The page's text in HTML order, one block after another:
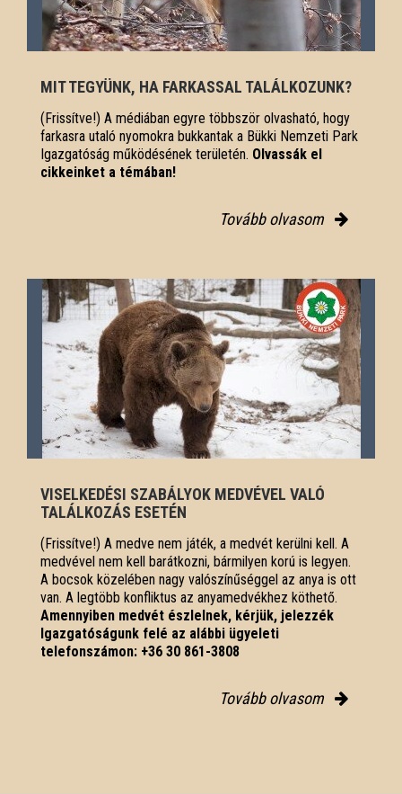
MIT TEGYÜNK, HA FARKASSAL TALÁLKOZUNK?
(Frissítve!) A médiában egyre többször olvasható, hogy
farkasra utaló nyomokra bukkantak a Bükki Nemzeti Park
Igazgatóság működésének területén. Olvassák el
cikkeinket a témában!
Tovább olvasom
VISELKEDÉSI SZABÁLYOK MEDVÉVEL VALÓ
TALÁLKOZÁS ESETÉN
(Frissítve!) A medve nem játék, a medvét kerülni kell. A
medvével nem kell barátkozni, bármilyen korú is legyen.
A bocsok közelében nagy valószínűséggel az anya is ott
van. A legtöbb konfliktus az anyamedvékhez köthető.
Amennyiben medvét észlelnek, kérjük, jelezzék
Igazgatóságunk felé az alábbi ügyeleti
telefonszámon: +36 30 861-3808
Tovább olvasom